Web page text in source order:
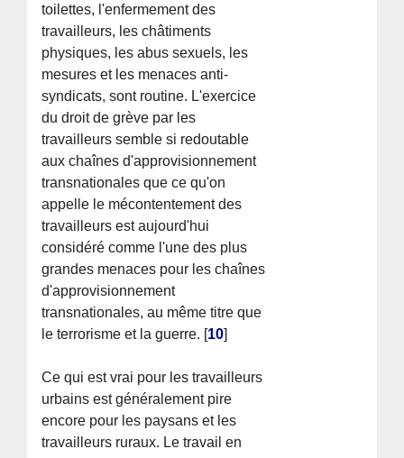
toilettes, l'enfermement des
travailleurs, les châtiments
physiques, les abus sexuels, les
mesures et les menaces anti-
syndicats, sont routine. L'exercice
du droit de grève par les
travailleurs semble si redoutable
aux chaînes d'approvisionnement
transnationales que ce qu'on
appelle le mécontentement des
travailleurs est aujourd'hui
considéré comme l'une des plus
grandes menaces pour les chaînes
d'approvisionnement
transnationales, au même titre que
le terrorisme et la guerre. [10]
Ce qui est vrai pour les travailleurs
urbains est généralement pire
encore pour les paysans et les
travailleurs ruraux. Le travail en